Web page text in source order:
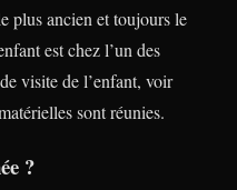
plus ancien et toujours le
est chez l’un des
visite de l’enfant, voir
sont réunies.
?